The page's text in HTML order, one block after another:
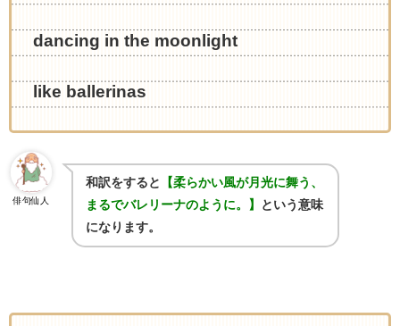
dancing in the moonlight
like ballerinas
俳句仙人
和訳をすると
【柔らかい風が月光に舞う、
まるでバレリーナのように。】
という意味
になります。